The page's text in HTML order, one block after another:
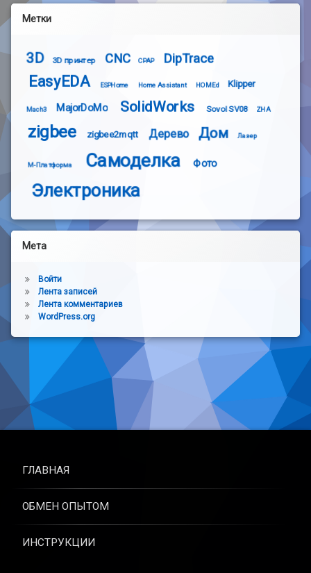
Метки
3D 3D принтер CNC CPAP DipTrace
EasyEDA ESPHome Home Assistant HOMEd Klipper
Mach3 MajorDoMo SolidWorks Sovol SV08 ZHA
zigbee zigbee2mqtt Дерево Дом Лазер
М-Платформа Самоделка Фото
Электроника
Мета
Войти
Лента записей
Лента комментариев
WordPress.org
ГЛАВНАЯ
ОБМЕН ОПЫТОМ
ИНСТРУКЦИИ